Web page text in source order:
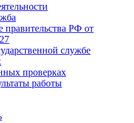
правительства РФ от
службе
проверках
работы